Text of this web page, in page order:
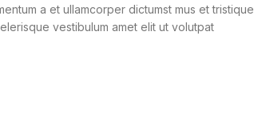
a et ullamcorper dictumst mus et tristique
vestibulum amet elit ut volutpat.